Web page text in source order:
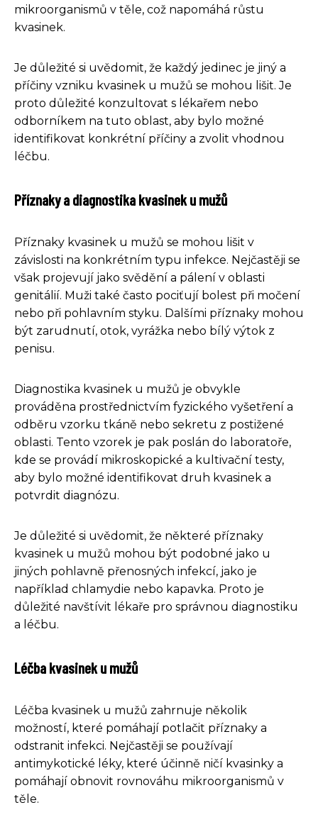
mikroorganismů v těle, což napomáhá růstu
kvasinek.
Je důležité si uvědomit, že každý jedinec je jiný a
příčiny vzniku kvasinek u mužů se mohou lišit. Je
proto důležité konzultovat s lékařem nebo
odborníkem na tuto oblast, aby bylo možné
identifikovat konkrétní příčiny a zvolit vhodnou
léčbu.
Příznaky a diagnostika kvasinek u mužů
Příznaky kvasinek u mužů se mohou lišit v
závislosti na konkrétním typu infekce. Nejčastěji se
však projevují jako svědění a pálení v oblasti
genitálií. Muži také často pociťují bolest při močení
nebo při pohlavním styku. Dalšími příznaky mohou
být zarudnutí, otok, vyrážka nebo bílý výtok z
penisu.
Diagnostika kvasinek u mužů je obvykle
prováděna prostřednictvím fyzického vyšetření a
odběru vzorku tkáně nebo sekretu z postižené
oblasti. Tento vzorek je pak poslán do laboratoře,
kde se provádí mikroskopické a kultivační testy,
aby bylo možné identifikovat druh kvasinek a
potvrdit diagnózu.
Je důležité si uvědomit, že některé příznaky
kvasinek u mužů mohou být podobné jako u
jiných pohlavně přenosných infekcí, jako je
například chlamydie nebo kapavka. Proto je
důležité navštívit lékaře pro správnou diagnostiku
a léčbu.
Léčba kvasinek u mužů
Léčba kvasinek u mužů zahrnuje několik
možností, které pomáhají potlačit příznaky a
odstranit infekci. Nejčastěji se používají
antimykotické léky, které účinně ničí kvasinky a
pomáhají obnovit rovnováhu mikroorganismů v
těle.